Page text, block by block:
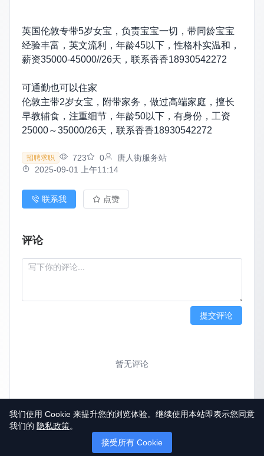
英国伦敦专带5岁女宝，负责宝宝一切，带同龄宝宝
经验丰富，英文流利，年龄45以下，性格朴实温和，
薪资35000-45000//26天，联系香香18930542272
可通勤也可以住家
伦敦主带2岁女宝，附带家务，做过高端家庭，擅长
早教辅食，注重细节，年龄50以下，有身份，工资
25000～35000/26天，联系香香18930542272
招聘求职 723 0
唐人街服务站
2025-09-01 上午11:14
联系我 点赞
评论
提交评论
暂无评论
我们使用 Cookie 来提升您的浏览体验。继续使用本站即表示您同意
我们的 隐私政策。
接受所有 Cookie